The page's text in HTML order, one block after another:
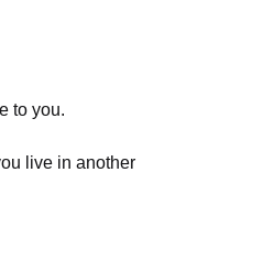
to you.
live in another